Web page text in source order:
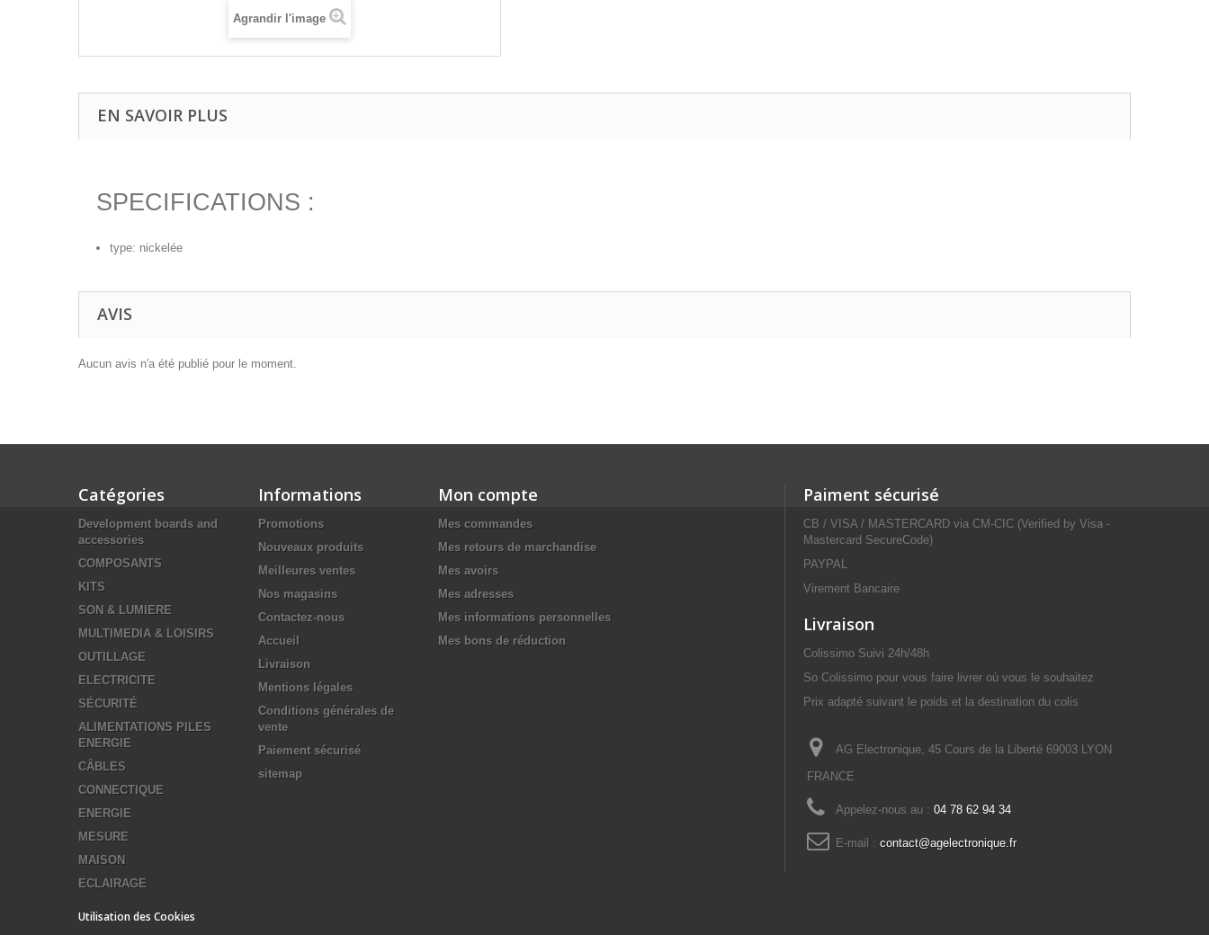
Agrandir l'image
EN SAVOIR PLUS
SPECIFICATIONS :
type: nickelée
AVIS
Aucun avis n'a été publié pour le moment.
Catégories
Development boards and
accessories
COMPOSANTS
KITS
SON & LUMIERE
MULTIMEDIA & LOISIRS
OUTILLAGE
ELECTRICITE
SÉCURITÉ
ALIMENTATIONS PILES
ENERGIE
CÂBLES
CONNECTIQUE
ENERGIE
MESURE
MAISON
ECLAIRAGE
Informations
Promotions
Nouveaux produits
Meilleures ventes
Nos magasins
Contactez-nous
Accueil
Livraison
Mentions légales
Conditions générales de
vente
Paiement sécurisé
sitemap
Mon compte
Mes commandes
Mes retours de marchandise
Mes avoirs
Mes adresses
Mes informations personnelles
Mes bons de réduction
Paiment sécurisé
CB / VISA / MASTERCARD via CM-CIC (Verified by Visa -
Mastercard SecureCode)
PAYPAL
Virement Bancaire
Livraison
Colissimo Suivi 24h/48h
So Colissimo pour vous faire livrer où vous le souhaitez
Prix adapté suivant le poids et la destination du colis
AG Electronique, 45 Cours de la Liberté 69003 LYON
FRANCE
Appelez-nous au : 04 78 62 94 34
E-mail : contact@agelectronique.fr
Utilisation des Cookies